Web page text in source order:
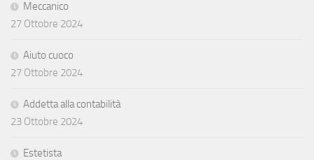
Meccanico
27 Ottobre 2024
Aiuto cuoco
27 Ottobre 2024
Addetta alla contabilità
23 Ottobre 2024
Estetista